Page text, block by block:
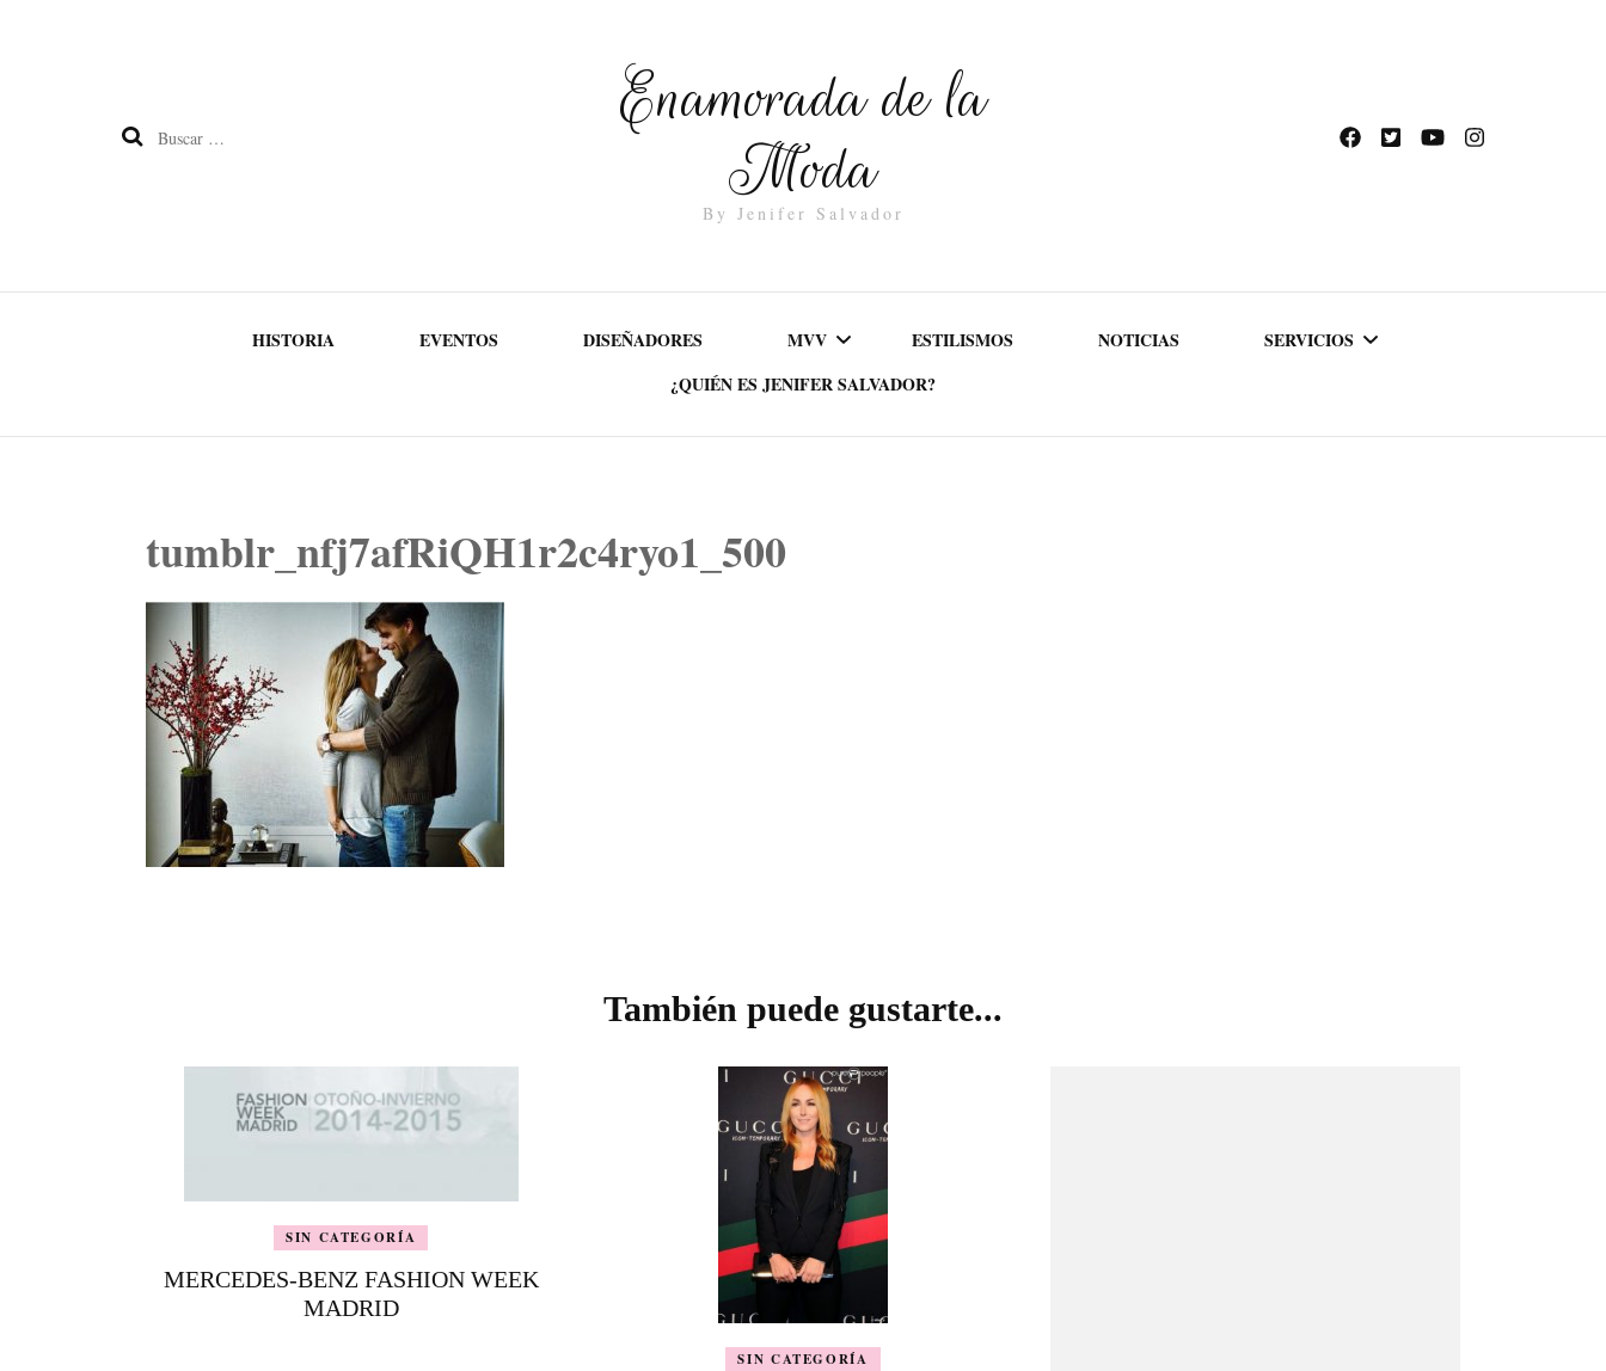
Buscar:
Enamorada de la
Moda
By Jenifer Salvador
HISTORIA EVENTOS DISEÑADORES MVV ESTILISMOS NOTICIAS SERVICIOS
¿QUIÉN ES JENIFER SALVADOR?
tumblr_nfj7afRiQH1r2c4ryo1_500
También puede gustarte...
SIN CATEGORÍA
MERCEDES-BENZ FASHION WEEK
MADRID
SIN CATEGORÍA